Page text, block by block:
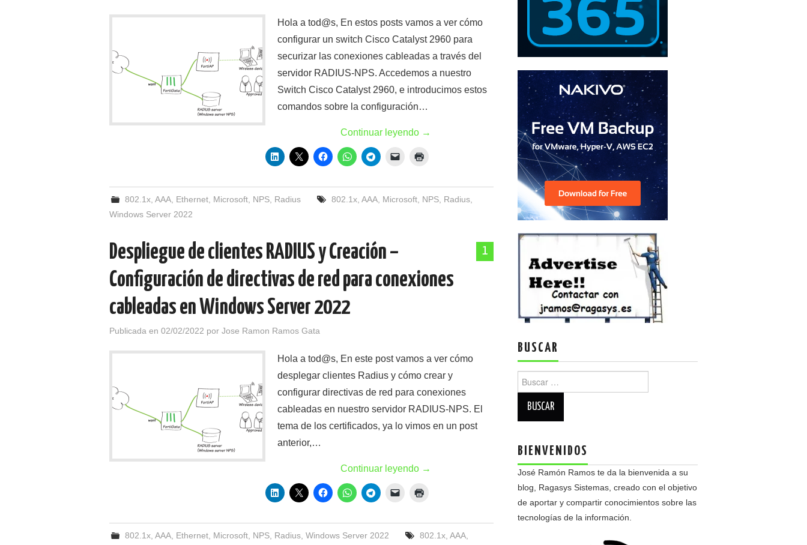
Hola a tod@s, En estos posts vamos a ver cómo
configurar un switch Cisco Catalyst 2960 para
securizar las conexiones cableadas a través del
servidor RADIUS-NPS. Accedemos a nuestro
Switch Cisco Catalyst 2960, e introducimos estos
comandos sobre la configuración…
Continuar leyendo →
802.1x ,AAA Ethernet Microsoft NPS Radius 802.1x, AAA, Microsoft, NPS, Radius,
Windows Server 2022
1
Despliegue de clientes RADIUS y Creación –
Configuración de directivas de red para conexiones
cableadas en Windows Server 2022
Publicada en 02/02/2022 por Jose Ramon Ramos Gata
Hola a tod@s, En este post vamos a ver cómo
desplegar clientes Radius y cómo crear y
configurar directivas de red para conexiones
cableadas en nuestro servidor RADIUS-NPS. El
tema de los certificados, ya lo vimos en un post
anterior,…
Continuar leyendo →
802.1x ,AAA Ethernet Microsoft NPS Radius ,Windows Server 2022 802.1x, AAA,
BUSCAR
BIENVENIDOS
José Ramón Ramos te da la bienvenida a su
blog, Ragasys Sistemas, creado con el objetivo
de aportar y compartir conocimientos sobre las
tecnologías de la información.